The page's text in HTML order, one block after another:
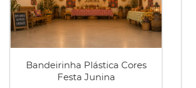
Bandeirinha Plástica Cores
Festa Junina